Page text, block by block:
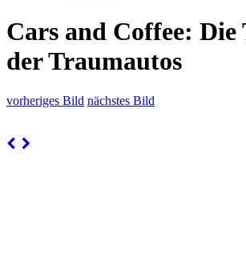
Cars and Coffee: Die
der Traumautos
vorheriges Bild nächstes Bild